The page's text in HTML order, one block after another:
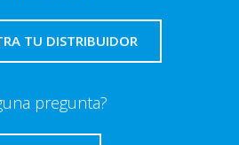
TU DISTRIBUIDOR
pregunta?